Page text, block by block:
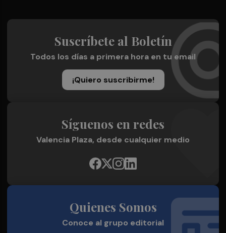
Suscríbete al Boletín
Todos los días a primera hora en tu email
¡Quiero suscribirme!
Síguenos en redes
Valencia Plaza, desde cualquier medio
Quienes Somos
Conoce al grupo editorial